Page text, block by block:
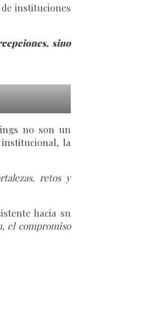
instituciones
sino
no son un
la
retos y
hacia su
el compromiso